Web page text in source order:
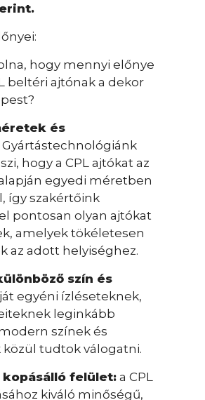
hogy mennyi előnye
beltéri ajtónak a dekor
és
Gyártástechnológiánk
hogy a CPL ajtókat az
egyedi méretben
így szakértőink
pontosan olyan ajtókat
amelyek tökéletesen
az adott helyiséghez.
szín és
egyéni ízléseteknek,
leginkább
színek és
tudtok válogatni.
kopásálló felület: a CPL
kiváló minőségű,